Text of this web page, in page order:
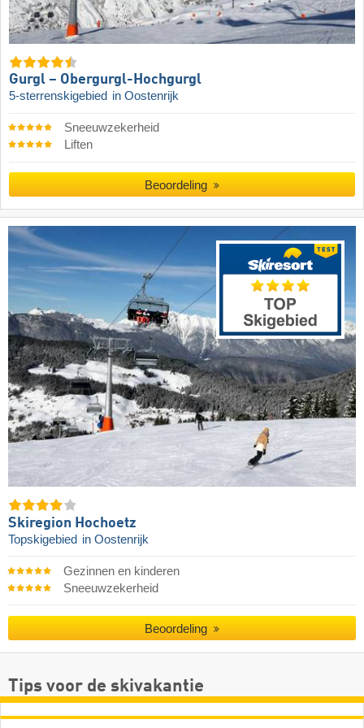
Gurgl – Obergurgl-Hochgurgl
5-sterrenskigebied in Oostenrijk
Sneeuwzekerheid
Liften
Beoordeling
Skiregion Hochoetz
Topskigebied in Oostenrijk
Gezinnen en kinderen
Sneeuwzekerheid
Beoordeling
Tips voor de skivakantie